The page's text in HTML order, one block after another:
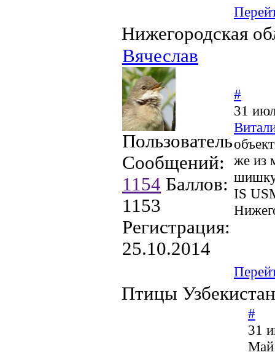
Нижегородская
Вячеслав
Пользователь
Сообщений:
1154 Баллов:
1153
Регистрация:
25.10.2014
#
31
же из
шишку
IS
Птицы
#
31
Май